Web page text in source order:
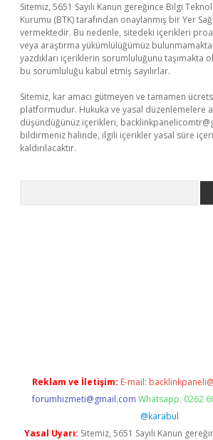
Sitemiz, 5651 Sayılı Kanun gereğince Bilgi
Kurumu (BTK) tarafından onaylanmış bir Yer
vermektedir. Bu nedenle, sitedeki içerikleri
veya araştırma yükümlülüğümüz
yazdıkları içeriklerin sorumluluğunu taşımakta
bu sorumluluğu kabul etmiş sayılırlar.
Sitemiz, kar amacı gütmeyen ve tamamen
platformudur. Hukuka ve yasal düzenlemelere
düşündüğünüz içerikleri,
bildirmeniz halinde, ilgili içerikler yasal süre
kaldırılacaktır.
Reklam ve İletişim: E-mail:
forumhizmeti@gmail.com Whatsapp: 0262
@karabul
Yasal Uyarı: Sitemiz, 5651 Sayılı Kanun